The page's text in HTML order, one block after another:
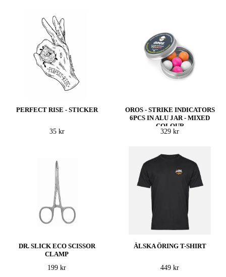
PERFECT RISE - STICKER
35 kr
OROS - STRIKE INDICATORS
6PCS IN ALU JAR - MIXED
COLOUR
329 kr
DR. SLICK ECO SCISSOR
CLAMP
199 kr
ÄLSKA ÖRING T-SHIRT
449 kr